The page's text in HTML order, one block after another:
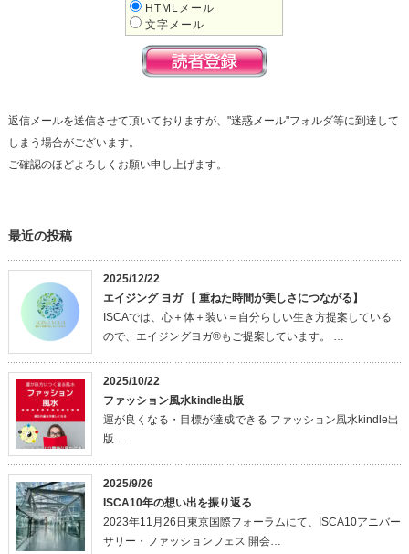
HTMLメール
文字メール
返信メールを送信させて頂いておりますが、"迷惑メール"フォルダ等に到達して
しまう場合がございます。
ご確認のほどよろしくお願い申し上げます。
最近の投稿
2025/12/22
エイジング ヨガ 【 重ねた時間が美しさにつながる】
ISCAでは、心＋体＋装い＝自分らしい生き方提案している
ので、エイジングヨガ®もご提案しています。 …
2025/10/22
ファッション風水kindle出版
運が良くなる・目標が達成できる ファッション風水kindle出
版 …
2025/9/26
ISCA10年の想い出を振り返る
2023年11月26日東京国際フォーラムにて、ISCA10アニバー
サリー・ファッションフェス 開会…